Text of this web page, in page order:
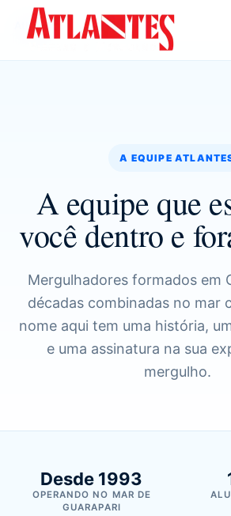
Atlantes › A equipe
A EQUIPE
A equipe que
você dentro e
Mergulhadores formados em
décadas combinadas no mar
nome aqui tem uma história,
e uma assinatura na sua
mergulho.
Desde 1993
OPERANDO NO MAR DE
GUARAPARI